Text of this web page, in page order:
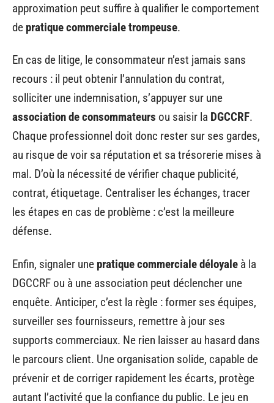
approximation peut suffire à qualifier le comportement
de pratique commerciale trompeuse.
En cas de litige, le consommateur n’est jamais sans
recours : il peut obtenir l’annulation du contrat,
solliciter une indemnisation, s’appuyer sur une
association de consommateurs ou saisir la DGCCRF.
Chaque professionnel doit donc rester sur ses gardes,
au risque de voir sa réputation et sa trésorerie mises à
mal. D’où la nécessité de vérifier chaque publicité,
contrat, étiquetage. Centraliser les échanges, tracer
les étapes en cas de problème : c’est la meilleure
défense.
Enfin, signaler une pratique commerciale déloyale à la
DGCCRF ou à une association peut déclencher une
enquête. Anticiper, c’est la règle : former ses équipes,
surveiller ses fournisseurs, remettre à jour ses
supports commerciaux. Ne rien laisser au hasard dans
le parcours client. Une organisation solide, capable de
prévenir et de corriger rapidement les écarts, protège
autant l’activité que la confiance du public. Le jeu en